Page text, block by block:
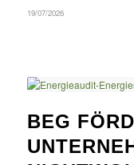
19/07/2026
BEG